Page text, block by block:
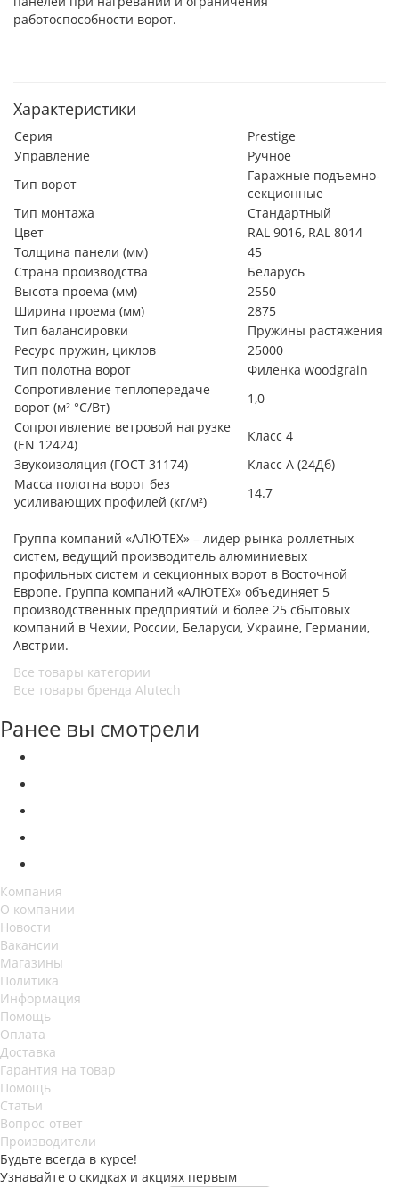
работоспособности ворот.
Характеристики
Серия
Prestige
Управление
Ручное
Тип ворот
Гаражные подъемно-
секционные
Тип монтажа
Стандартный
Цвет
RAL 9016, RAL 8014
Толщина панели (мм)
45
Страна производства
Беларусь
Высота проема (мм)
2550
Ширина проема (мм)
2875
Тип балансировки
Пружины растяжения
Ресурс пружин, циклов
25000
Тип полотна ворот
Филенка woodgrain
Сопротивление теплопередаче
ворот (м² °С/Вт)
1,0
Сопротивление ветровой нагрузке
(EN 12424)
Класс 4
Звукоизоляция (ГОСТ 31174)
Класс А (24Дб)
Масса полотна ворот без
усиливающих профилей (кг/м²)
14.7
Группа компаний «АЛЮТЕХ» – лидер рынка роллетных
систем, ведущий производитель алюминиевых
профильных систем и секционных ворот в Восточной
Европе. Группа компаний «АЛЮТЕХ» объединяет 5
производственных предприятий и более 25 сбытовых
компаний в Чехии, России, Беларуси, Украине, Германии,
Австрии.
Все товары категории
Все товары бренда Alutech
Ранее вы смотрели
Компания
О компании
Новости
Вакансии
Магазины
Политика
Информация
Помощь
Оплата
Доставка
Гарантия на товар
Помощь
Статьи
Вопрос-ответ
Производители
Будьте всегда в курсе!
Узнавайте о скидках и акциях первым